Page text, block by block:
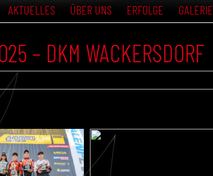
AKTUELLES ÜBER UNS ERFOLGE GALERIE
– DKM WACKERSDORF